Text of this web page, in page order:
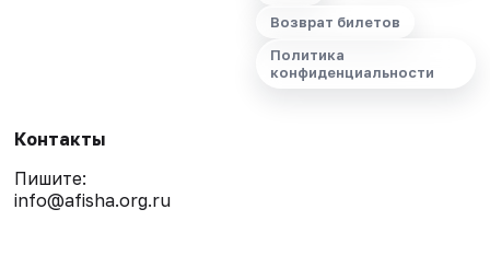
Возврат билетов
Политика
конфиденциальности
Контакты
Пишите:
info@afisha.org.ru